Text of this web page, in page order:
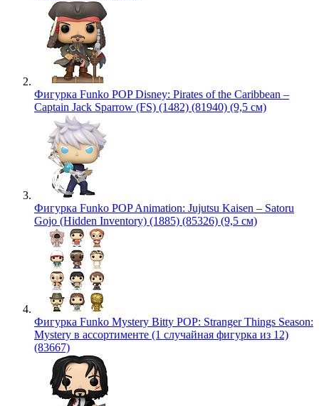
Фигурка Funko POP Disney: Pirates of the Caribbean –
Captain Jack Sparrow (FS) (1482) (81940) (9,5 см)
Фигурка Funko POP Animation: Jujutsu Kaisen – Satoru
Gojo (Hidden Inventory) (1885) (85326) (9,5 см)
Фигурка Funko Mystery Bitty POP: Stranger Things Season:
Mystery в ассортименте (1 случайная фигурка из 12)
(83667)